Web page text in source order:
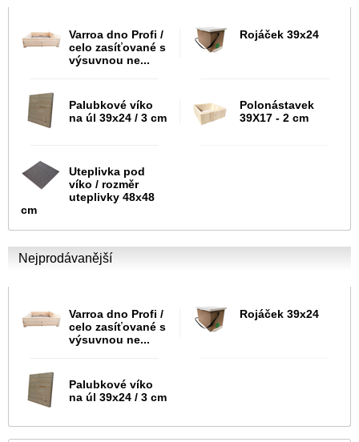
Varroa dno Profi /
celo zasíťované s
výsuvnou ne...
Rojáček 39x24
Palubkové víko
na úl 39x24 / 3 cm
Polonástavek
39X17 - 2 cm
Uteplivka pod
víko / rozměr
uteplivky 48x48
cm
Nejprodávanější
Varroa dno Profi /
celo zasíťované s
výsuvnou ne...
Rojáček 39x24
Palubkové víko
na úl 39x24 / 3 cm